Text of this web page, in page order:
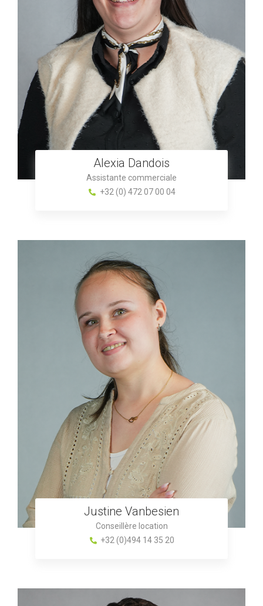
Alexia Dandois
Assistante commerciale
+32 (0) 472 07 00 04
Justine Vanbesien
Conseillère location
+32 (0)494 14 35 20